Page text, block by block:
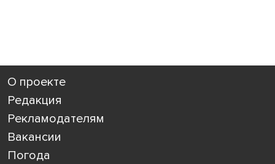
О проекте
Редакция
Рекламодателям
Вакансии
Погода